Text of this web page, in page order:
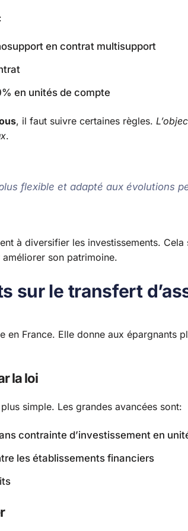
en contrat multisupport
en unités de compte
, il faut suivre certaines règles.
.
flexible et adapté aux évolutions
à diversifier les investissements.
son patrimoine.
sur le transfert
en France. Elle donne aux épargnants
la loi
simple. Les grandes avancées sont:
contrainte d’investissement en
les établissements financiers